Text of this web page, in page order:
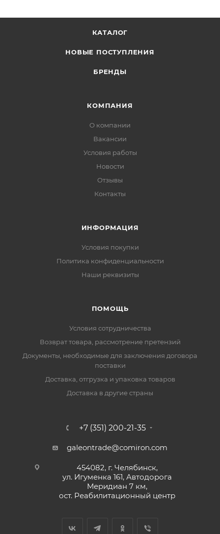
КАТАЛОГ
НОВЫЕ ПОСТУПЛЕНИЯ
БРЕНДЫ
КОМПАНИЯ
О компании
Вакансии
Условия работы
Новости
Отзывы
Контакты
ИНФОРМАЦИЯ
Условия покупки
Политика конфиденциальности
Наши реквизиты
ПОМОЩЬ
Условия сотрудничества
Возврат товара, рассмотрение претензий
Документы, необходимые для заключения договора
поставки
Доставка, отгрузка и упаковка товаров
Доставка в другие страны
+7 (351) 200-21-35
galeontrade@comiron.com
454082, г. Челябинск,
ул. Игуменка 161, Автодорога
Меридиан 7 км,
ост. Реабилитационный центр